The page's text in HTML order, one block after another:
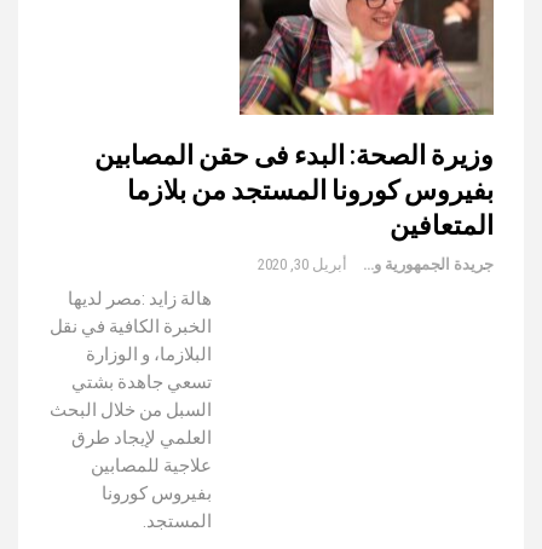
وزيرة الصحة: البدء فى حقن المصابين
بفيروس كورونا المستجد من بلازما
المتعافين
جريدة الجمهورية والعالم أبريل 30, 2020
هالة زايد :مصر لديها
الخبرة الكافية في نقل
البلازما، و الوزارة
تسعي جاهدة بشتي
السبل من خلال البحث
العلمي لإيجاد طرق
علاجية للمصابين
بفيروس كورونا
المستجد.